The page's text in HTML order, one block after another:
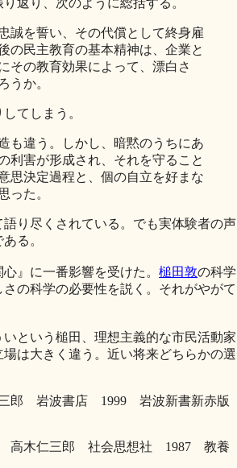
返り、次のように総括する。
誠を誓い、その代償として終身雇
の民主教育の基本精神は、企業と
その教育効果によって、漂白さ
うか。
てしまう。
も違う。しかし、暗黙のうちにあ
利害が形成され、それを守ること
思決定過程と、個の自立を好まな
った。
り尽くされている。でも実体験者の声
る。
』に一番影響を受けた。 槌田敦の科学
の科学の必要性を説く。それがやがて
という槌田、理想主義的な市民活動家
は大きく違う。近い将来どちらかの選
郎 岩波書店 1999 岩波新書新赤版
高木仁三郎 社会思想社 1987 教養